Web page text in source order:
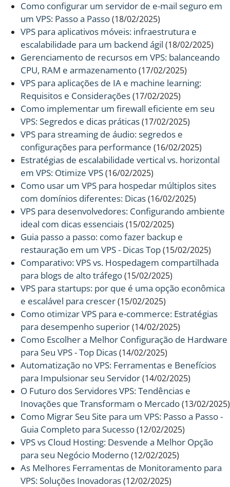
Como configurar um servidor de e-mail seguro em
um VPS: Passo a Passo(18/02/2025)
VPS para aplicativos móveis: infraestrutura e
escalabilidade para um backend ágil (18/02/2025)
Gerenciamento de recursos em VPS: balanceando
CPU, RAM e armazenamento(17/02/2025)
VPS para aplicações de IA e machine learning:
Requisitos e Considerações(17/02/2025)
Como implementar um firewall eficiente em seu
VPS: Segredos e dicas práticas(17/02/2025)
VPS para streaming de áudio: segredos e
configurações para performance (16/02/2025)
Estratégias de escalabilidade vertical vs. horizontal
em VPS: Otimize VPS(16/02/2025)
Como usar um VPS para hospedar múltiplos sites
com domínios diferentes: Dicas(16/02/2025)
VPS para desenvolvedores: Configurando ambiente
ideal com dicas essenciais(15/02/2025)
Guia passo a passo: como fazer backup e
restauração em um VPS - Dicas Top(15/02/2025)
Comparativo: VPS vs. Hospedagem compartilhada
para blogs de alto tráfego(15/02/2025)
VPS para startups: por que é uma opção econômica
e escalável para crescer(15/02/2025)
Como otimizar VPS para e-commerce: Estratégias
para desempenho superior(14/02/2025)
Como Escolher a Melhor Configuração de Hardware
para Seu VPS - Top Dicas(14/02/2025)
Automatização no VPS: Ferramentas e Benefícios
para Impulsionar seu Servidor(14/02/2025)
O Futuro dos Servidores VPS: Tendências e
Inovações que Transformam o Mercado(13/02/2025)
Como Migrar Seu Site para um VPS: Passo a Passo -
Guia Completo para Sucesso(12/02/2025)
VPS vs Cloud Hosting: Desvende a Melhor Opção
para seu Negócio Moderno(12/02/2025)
As Melhores Ferramentas de Monitoramento para
VPS: Soluções Inovadoras(12/02/2025)